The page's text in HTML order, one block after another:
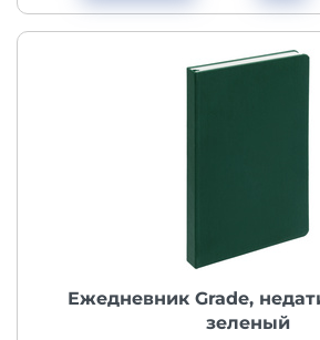
Ежедневник Grade,
зеленый